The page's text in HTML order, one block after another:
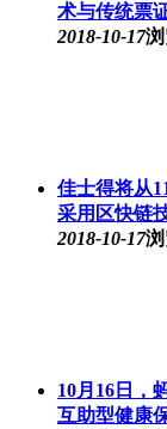
术与传统票
2018-10-17
佳士得将从
采用区快链
2018-10-17
10月16日，
互助型健康